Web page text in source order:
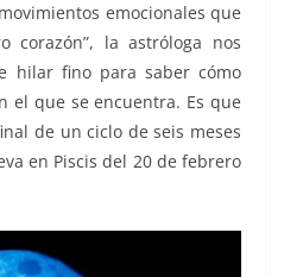
emocionales que
corazón”, la astróloga nos
hilar fino para saber cómo
el que se encuentra. Es que
de un ciclo de seis meses
en Piscis del 20 de febrero